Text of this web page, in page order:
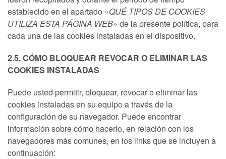
establecido en el apartado «QUÉ TIPOS DE COOKIES
UTILIZA ESTA PÁGINA WEB» de la presente política, para
cada una de las cookies instaladas en el dispositivo.
2.5. CÓMO BLOQUEAR REVOCAR O ELIMINAR LAS
COOKIES INSTALADAS
Puede usted permitir, bloquear, revocar o eliminar las
cookies instaladas en su equipo a través de la
configuración de su navegador. Puede encontrar
información sobre cómo hacerlo, en relación con los
navegadores más comunes, en los links que se incluyen a
continuación: